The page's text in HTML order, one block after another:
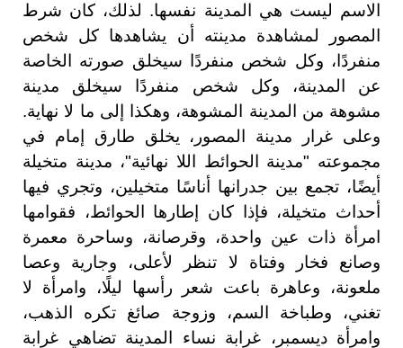
الاسم ليست هي المدينة نفسها. لذلك، كان شرط
المصور لمشاهدة مدينته أن يشاهدها كل شخص
منفردًا، وكل شخص منفردًا سيخلق صورته الخاصة
عن المدينة، وكل شخص منفردًا سيخلق مدينة
مشوهة من المدينة المشوهة، وهكذا إلى ما لا نهاية.
وعلى غرار مدينة المصور، يخلق طارق إمام في
مجموعته "مدينة الحوائط اللا نهائية"، مدينة متخيلة
أيضًا، تجمع بين جدرانها أناسًا متخيلين، وتجري فيها
أحداث متخيلة، فإذا كان إطارها الحوائط، فقوامها
امرأة ذات عين واحدة، وقرصانة، وساحرة معمرة
وصانع فخار وفتاة لا تنظر لأعلى، وجارية وعصا
ملعونة، وعاهرة باعت شعر رأسها ليلًا، وامرأة لا
تغني، وطباخة السم، وزوجة صائغ تكره الذهب،
وامرأة ديسمبر، غرابة نساء المدينة تضاهي غرابة